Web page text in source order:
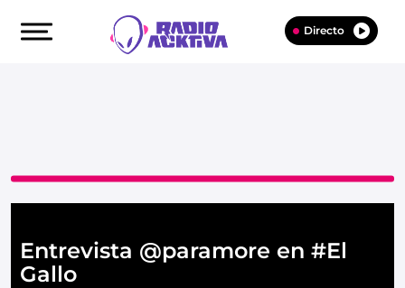
Directo
Entrevista @paramore en #El
Gallo